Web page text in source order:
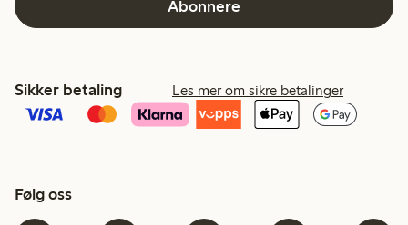
Abonnere
Sikker betaling Les mer om sikre betalinger
Følg oss